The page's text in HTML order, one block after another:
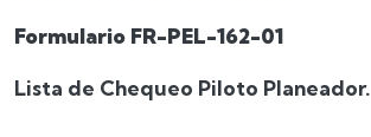
Formulario FR-PEL-162-01
Lista de Chequeo Piloto Planeador.